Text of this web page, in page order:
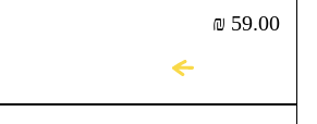
₪ 59.00